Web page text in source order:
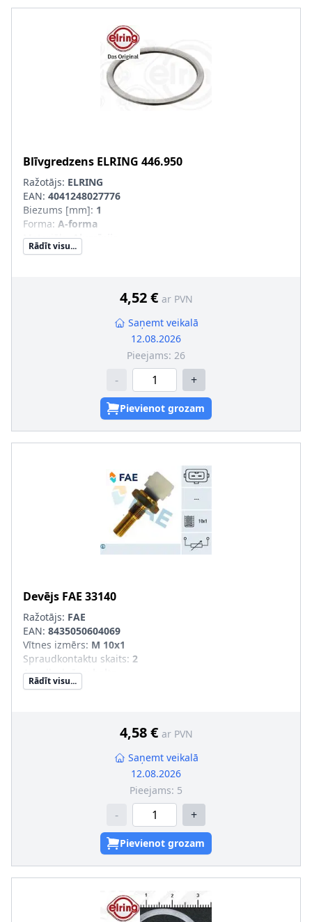
Blīvgredzens ELRING 446.950
Ražotājs: ELRING
EAN: 4041248027776
Biezums [mm]: 1
Forma: A-forma
Materiāls:Alumīnijs
Iekšējais diametrs [mm]
Rādīt visu...
4,52 € ar PVN
Saņemt veikalā
12.08.2026
Pieejams: 26
- +
Pievienot grozam
Devējs FAE 33140
Ražotājs: FAE
EAN: 8435050604069
Vītnes izmērs: M 10x1
Spraudkontaktu skaits: 2
Apvalka krāsa
Rādīt visu...
4,58 € ar PVN
Saņemt veikalā
12.08.2026
Pieejams: 5
- +
Pievienot grozam